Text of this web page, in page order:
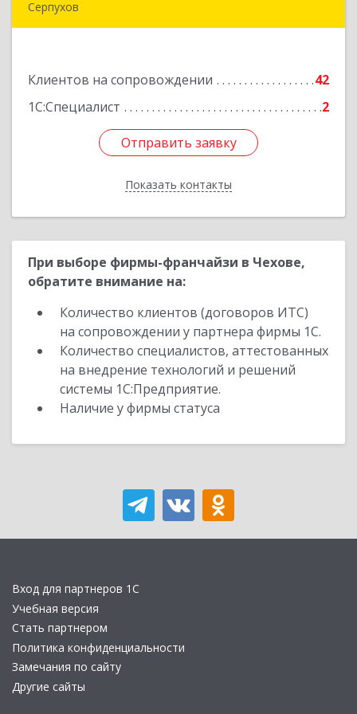
Серпухов
Клиентов на сопровождении
42
1С:Специалист
2
Отправить заявку
Показать контакты
Подробнее
Отправить заявку
Назад
При выборе фирмы-франчайзи в Чехове,
обратите внимание на:
Количество клиентов (договоров ИТС)
на сопровождении у партнера фирмы 1С.
Количество специалистов, аттестованных
на внедрение технологий и решений
системы 1С:Предприятие.
Наличие у фирмы статуса
Вход для партнеров 1С
Учебная версия
Стать партнером
Политика конфиденциальности
Замечания по сайту
Другие сайты